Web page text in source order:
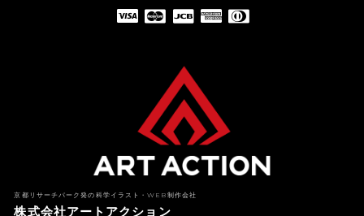
京都リサーチパーク発の科学イラスト・WEB制作会社
株式会社アートアクション